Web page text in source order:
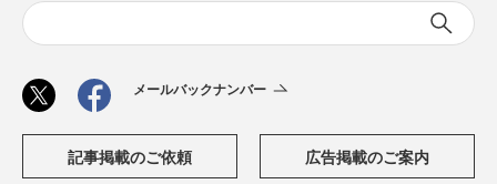
メールバックナンバー
記事掲載のご依頼 広告掲載のご案内